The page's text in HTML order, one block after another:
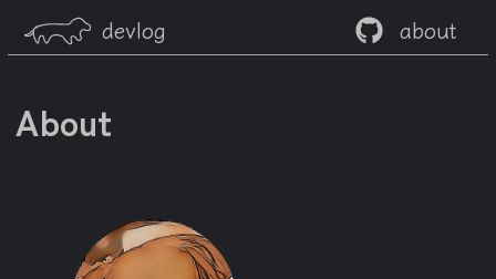
devlog about
About